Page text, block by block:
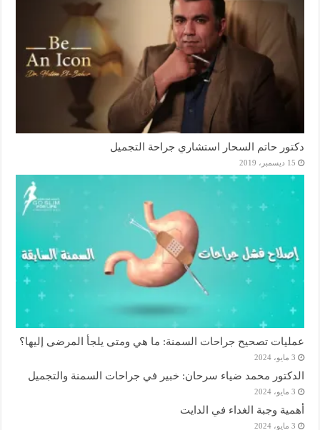
دكتور حاتم السحار استشاري جراحة التجميل
15 ديسمبر، 2019
عمليات تصحيح جراحات السمنة: ما هي ومتى يلجأ المرضى إليها؟
3 مايو، 2024
الدكتور محمد ضياء سرحان: خبير في جراحات السمنة والتجميل
3 مايو، 2024
أهمية وجبة الغداء في الدايت
3 مايو، 2024